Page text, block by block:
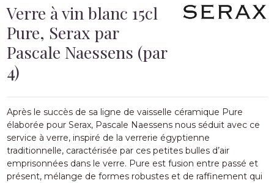
Verre à vin blanc 15cl
Pure, Serax par
Pascale Naessens (par
4)
Après le succès de sa ligne de vaisselle céramique Pure
élaborée pour Serax, Pascale Naessens nous séduit avec ce
service à verre, inspiré de la verrerie égyptienne
traditionnelle, caractérisée par ces petites bulles d’air
emprisonnées dans le verre. Pure est fusion entre passé et
présent, mélange de formes robustes et de raffinement qui